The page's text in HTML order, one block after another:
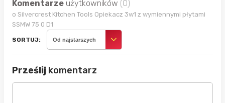
Komentarze użytkowników (0)
o Silvercrest Kitchen Tools Opiekacz 3w1 z wymiennymi płytami
SSMW 75 0 D1
SORTUJ: Od najstarszych
Prześlij komentarz